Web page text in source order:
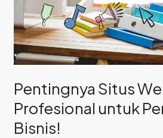
Pentingnya Situs
Profesional untuk
Bisnis!